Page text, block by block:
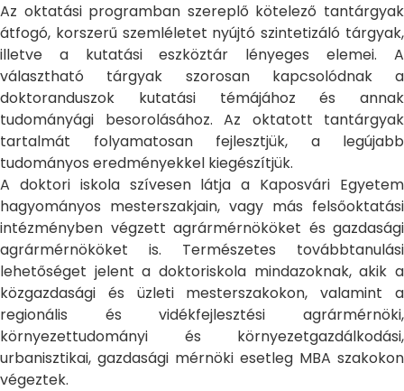
Az oktatási programban szereplő kötelező tantárgyak
átfogó, korszerű szemléletet nyújtó szintetizáló tárgyak,
illetve a kutatási eszköztár lényeges elemei. A
választható tárgyak szorosan kapcsolódnak a
doktoranduszok kutatási témájához és annak
tudományági besorolásához. Az oktatott tantárgyak
tartalmát folyamatosan fejlesztjük, a legújabb
tudományos eredményekkel kiegészítjük.
A doktori iskola szívesen látja a Kaposvári Egyetem
hagyományos mesterszakjain, vagy más felsőoktatási
intézményben végzett agrármérnököket és gazdasági
agrármérnököket is. Természetes továbbtanulási
lehetőséget jelent a doktoriskola mindazoknak, akik a
közgazdasági és üzleti mesterszakokon, valamint a
regionális és vidékfejlesztési agrármérnöki,
környezettudományi és környezetgazdálkodási,
urbanisztikai, gazdasági mérnöki esetleg MBA szakokon
végeztek.